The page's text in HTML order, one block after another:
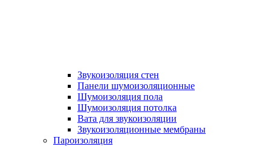
Звукоизоляция стен
Панели шумоизоляционные
Шумоизоляция пола
Шумоизоляция потолка
Вата для звукоизоляции
Звукоизоляционные мембраны
Пароизоляция